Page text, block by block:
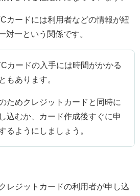
カードには利用者などの情報が紐
対一という関係です。
カードの入手には時間がかかる
もあります。
ためクレジットカードと同時に
込むか、カード作成後すぐに申
るようにしましょう。
レジットカードの利用者が申し込